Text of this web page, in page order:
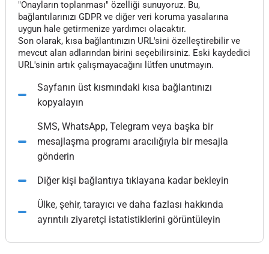
"Onayların toplanması" özelliği sunuyoruz. Bu,
bağlantılarınızı GDPR ve diğer veri koruma yasalarına
uygun hale getirmenize yardımcı olacaktır.
Son olarak, kısa bağlantınızın URL'sini özelleştirebilir ve
mevcut alan adlarından birini seçebilirsiniz. Eski kaydedici
URL'sinin artık çalışmayacağını lütfen unutmayın.
Sayfanın üst kısmındaki kısa bağlantınızı
kopyalayın
SMS, WhatsApp, Telegram veya başka bir
mesajlaşma programı aracılığıyla bir mesajla
gönderin
Diğer kişi bağlantıya tıklayana kadar bekleyin
Ülke, şehir, tarayıcı ve daha fazlası hakkında
ayrıntılı ziyaretçi istatistiklerini görüntüleyin